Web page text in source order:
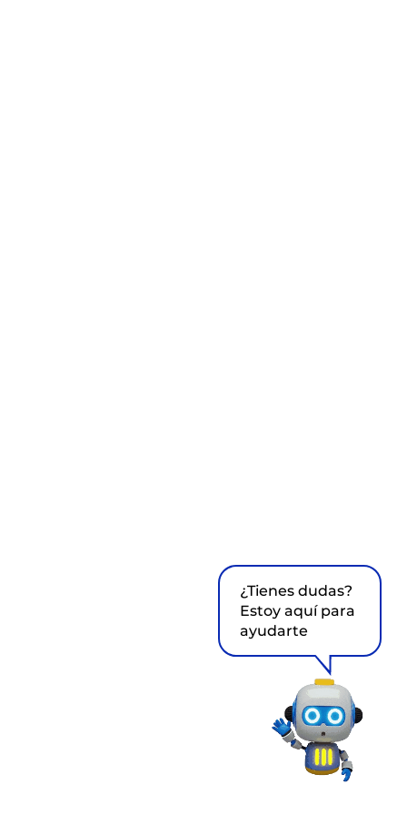
¿Tienes dudas?
Estoy aquí para
ayudarte